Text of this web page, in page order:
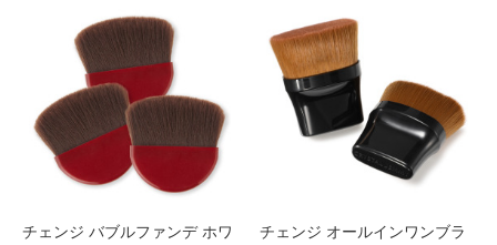
チェンジ バブルファンデ ホワ
チェンジ オールインワンブラ